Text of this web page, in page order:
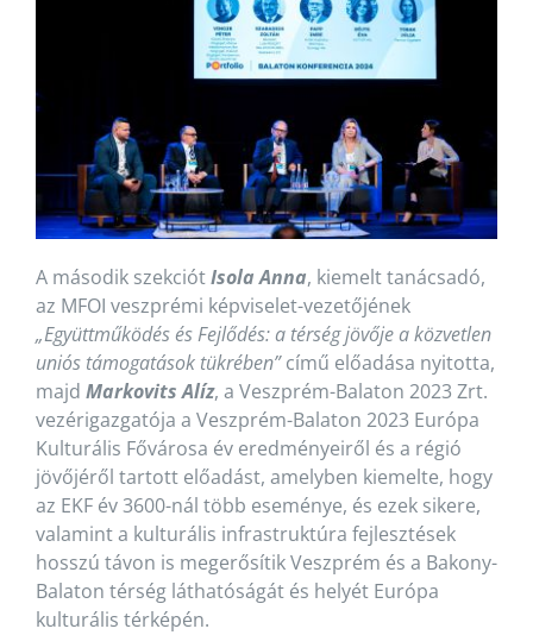
A második szekciótIsola Anna, kiemelt tanácsadó,
az MFOI veszprémi képviselet-vezetőjének
„Együttműködés és Fejlődés: a térség jövője a közvetlen
uniós támogatások tükrében”című előadása nyitotta,
majd Markovits Alíz, a Veszprém-Balaton 2023 Zrt.
vezérigazgatója a Veszprém-Balaton 2023 Európa
Kulturális Fővárosa év eredményeiről és a régió
jövőjéről tartott előadást, amelyben kiemelte, hogy
az EKF év 3600-nál több eseménye, és ezek sikere,
valamint a kulturális infrastruktúra fejlesztések
hosszú távon is megerősítik Veszprém és a Bakony-
Balaton térség láthatóságát és helyét Európa
kulturális térképén.